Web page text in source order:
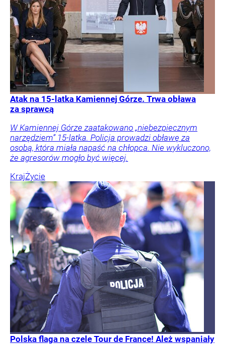
Atak na 15-latka Kamiennej Górze. Trwa obława
za sprawcą
W Kamiennej Górze zaatakowano „niebezpiecznym
narzędziem” 15-latka. Policja prowadzi obławę za
osobą, która miała napaść na chłopca. Nie wykluczono,
że agresorów mogło być więcej.
KrajŻycie
Polska flaga na czele Tour de France! Ależ wspaniały